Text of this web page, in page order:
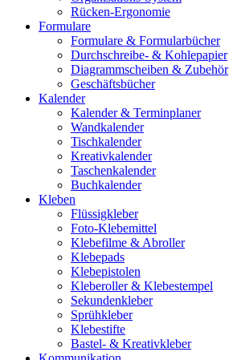
Rücken-Ergonomie
Formulare
Formulare & Formularbücher
Durchschreibe- & Kohlepapier
Diagrammscheiben & Zubehör
Geschäftsbücher
Kalender
Kalender & Terminplaner
Wandkalender
Tischkalender
Kreativkalender
Taschenkalender
Buchkalender
Kleben
Flüssigkleber
Foto-Klebemittel
Klebefilme & Abroller
Klebepads
Klebepistolen
Kleberoller & Klebestempel
Sekundenkleber
Sprühkleber
Klebestifte
Bastel- & Kreativkleber